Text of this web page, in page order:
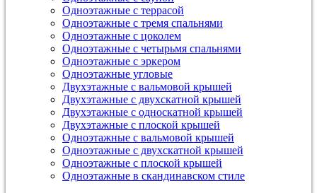
Одноэтажные с террасой
Одноэтажные с тремя спальнями
Одноэтажные с цоколем
Одноэтажные с четырьмя спальнями
Одноэтажные с эркером
Одноэтажные угловые
Двухэтажные с вальмовой крышей
Двухэтажные с двухскатной крышей
Двухэтажные с односкатной крышей
Двухэтажные с плоской крышей
Одноэтажные с вальмовой крышей
Одноэтажные с двухскатной крышей
Одноэтажные с плоской крышей
Одноэтажные в скандинавском стиле